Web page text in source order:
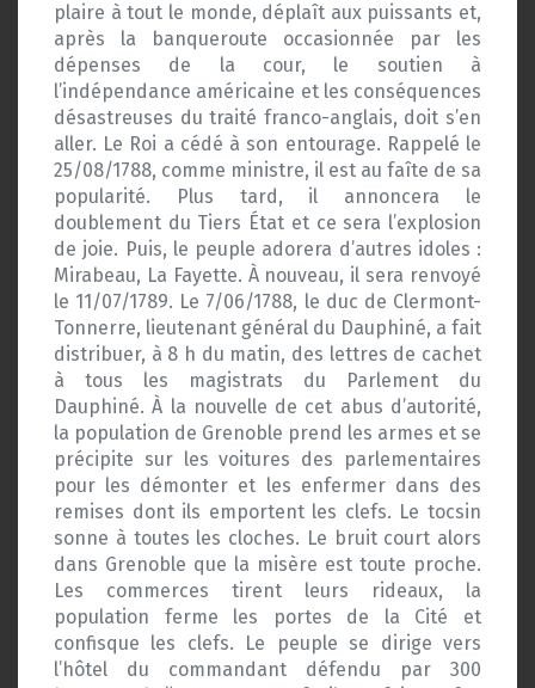
plaire à tout le monde, déplaît aux puissants et,
après la banqueroute occasionnée par les
dépenses de la cour, le soutien à
l’indépendance américaine et les conséquences
désastreuses du traité franco-anglais, doit s’en
aller. Le Roi a cédé à son entourage. Rappelé le
25/08/1788, comme ministre, il est au faîte de sa
popularité. Plus tard, il annoncera le
doublement du Tiers État et ce sera l’explosion
de joie. Puis, le peuple adorera d’autres idoles :
Mirabeau, La Fayette. À nouveau, il sera renvoyé
le 11/07/1789. Le 7/06/1788, le duc de Clermont-
Tonnerre, lieutenant général du Dauphiné, a fait
distribuer, à 8 h du matin, des lettres de cachet
à tous les magistrats du Parlement du
Dauphiné. À la nouvelle de cet abus d’autorité,
la population de Grenoble prend les armes et se
précipite sur les voitures des parlementaires
pour les démonter et les enfermer dans des
remises dont ils emportent les clefs. Le tocsin
sonne à toutes les cloches. Le bruit court alors
dans Grenoble que la misère est toute proche.
Les commerces tirent leurs rideaux, la
population ferme les portes de la Cité et
confisque les clefs. Le peuple se dirige vers
l’hôtel du commandant défendu par 300